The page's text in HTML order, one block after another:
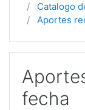
Catalogo
Aportes
fecha